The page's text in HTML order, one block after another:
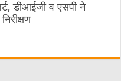
डीआईजी व एसपी ने